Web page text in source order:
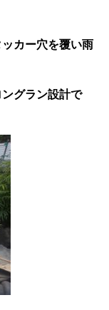
カー穴を覆い雨
グラン設計で